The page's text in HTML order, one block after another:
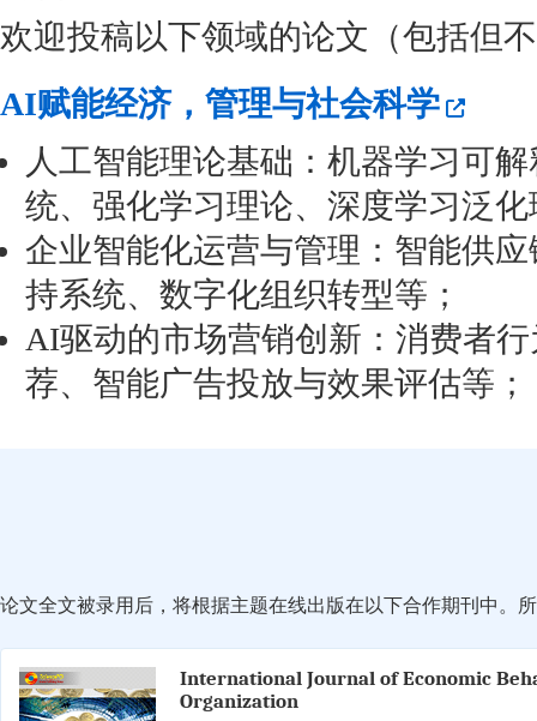
欢迎投稿以下领域的论文（包括但
AI赋能经济，管理与社会科学
人工智能理论基础：机器学习可
统、强化学习理论、深度学习泛
企业智能化运营与管理：智能供
持系统、数字化组织转型等；
AI驱动的市场营销创新：消费者
荐、智能广告投放与效果评估等；
论文全文被录用后，将根据主题在线出版在以下合作期刊中。
International Journal of Economic
Organization